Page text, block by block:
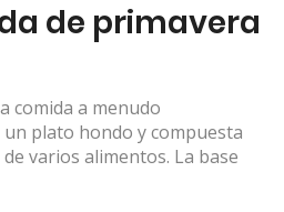
de primavera
comida a menudo
plato hondo y compuesta
varios alimentos. La base